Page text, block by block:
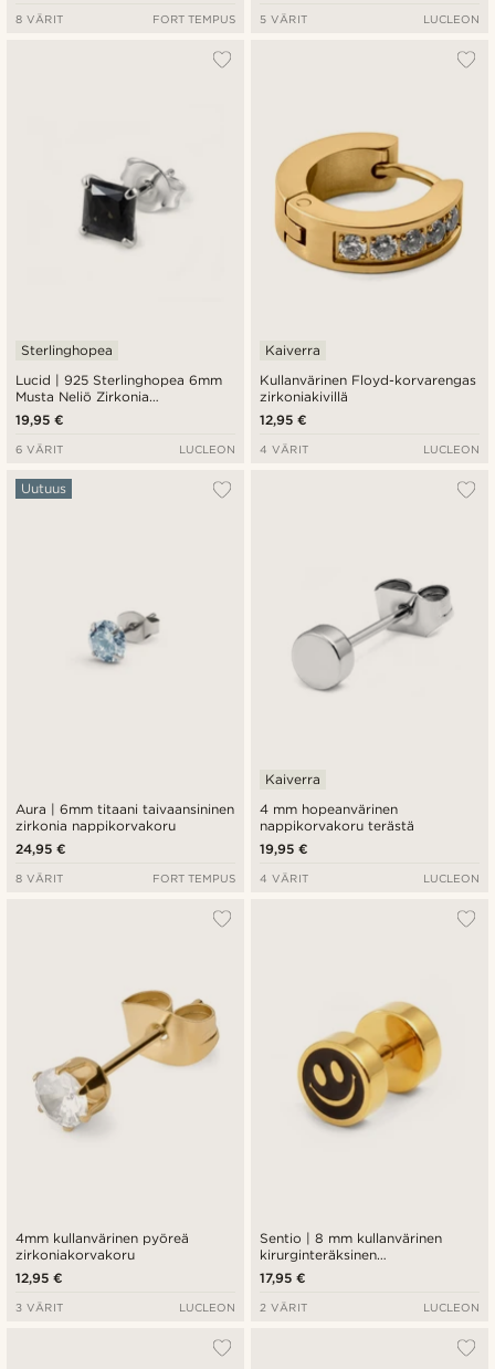
8 VÄRIT FORT TEMPUS 5 VÄRIT LUCLEON
Lucid | 925 Sterlinghopea 6mm
Musta Neliö Zirkonia
Nappikorvakoru
Sterlinghopea
19,95 €
6 VÄRIT LUCLEON
Kullanvärinen Floyd-korvarengas
zirkoniakivillä
Kaiverra
12,95 €
4 VÄRIT LUCLEON
Aura | 6mm titaani taivaansininen
zirkonia nappikorvakoru
Uutuus
24,95 €
8 VÄRIT FORT TEMPUS
4 mm hopeanvärinen
nappikorvakoru terästä
Kaiverra
19,95 €
4 VÄRIT LUCLEON
4mm kullanvärinen pyöreä
zirkoniakorvakoru
12,95 €
3 VÄRIT LUCLEON
Sentio | 8 mm kullanvärinen
kirurginteräksinen
hymiönappikorvakoru
17,95 €
2 VÄRIT LUCLEON